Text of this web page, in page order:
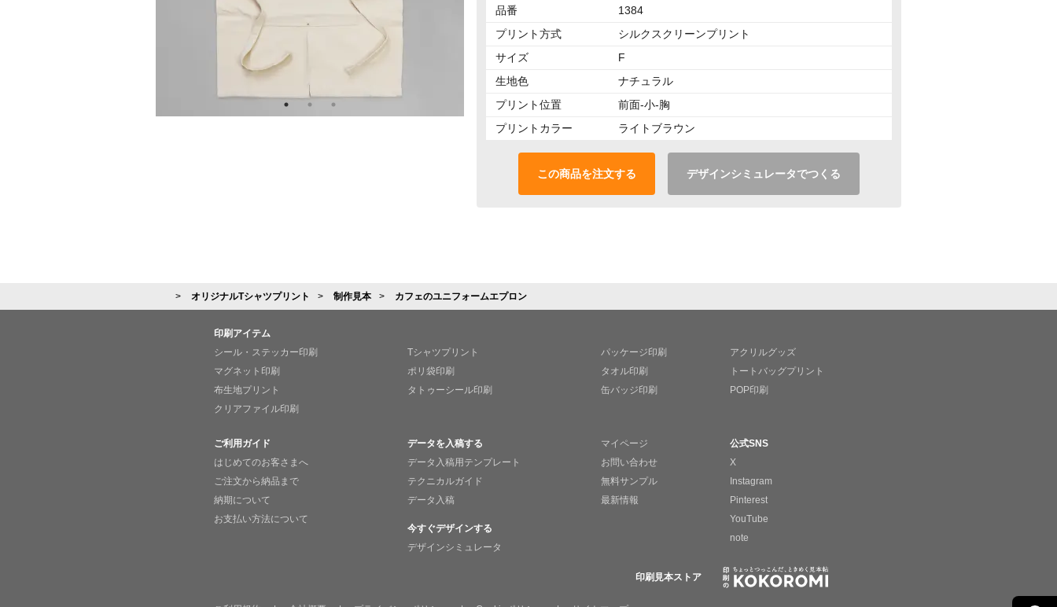
品番
1384
プリント方式
シルクスクリーンプリント
サイズ
F
生地色
ナチュラル
プリント位置
前面-小-胸
プリントカラー
ライトブラウン
この商品を注文する デザインシミュレータでつくる
オリジナルTシャツプリント 制作見本 カフェのユニフォームエプロン
印刷アイテム
シール・ステッカー印刷
マグネット印刷
布生地プリント
クリアファイル印刷
Tシャツプリント
ポリ袋印刷
タトゥーシール印刷
パッケージ印刷
タオル印刷
缶バッジ印刷
アクリルグッズ
トートバッグプリント
POP印刷
ご利用ガイド
はじめてのお客さまへ
ご注文から納品まで
納期について
お支払い方法について
データを入稿する
データ入稿用テンプレート
テクニカルガイド
データ入稿
今すぐデザインする
デザインシミュレータ
マイページ
お問い合わせ
無料サンプル
最新情報
公式SNS
X
Instagram
Pinterest
YouTube
note
印刷見本ストア